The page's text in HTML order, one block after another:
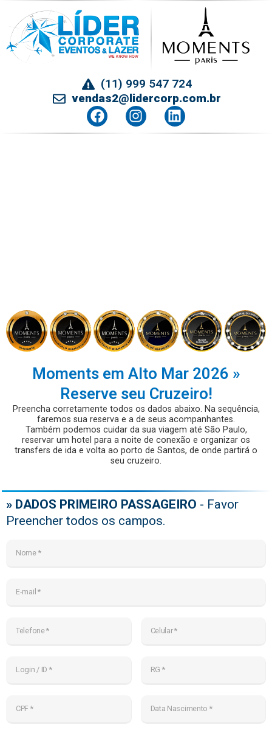
(11) 999 547 724
vendas2@lidercorp.com.br
Moments em Alto Mar 2026 »
Reserve seu Cruzeiro!
Preencha corretamente todos os dados abaixo. Na sequência,
faremos sua reserva e a de seus acompanhantes.
Também podemos cuidar da sua viagem até São Paulo,
reservar um hotel para a noite de conexão e organizar os
transfers de ida e volta ao porto de Santos, de onde partirá o
seu cruzeiro.
» DADOS PRIMEIRO PASSAGEIRO - Favor
Preencher todos os campos.